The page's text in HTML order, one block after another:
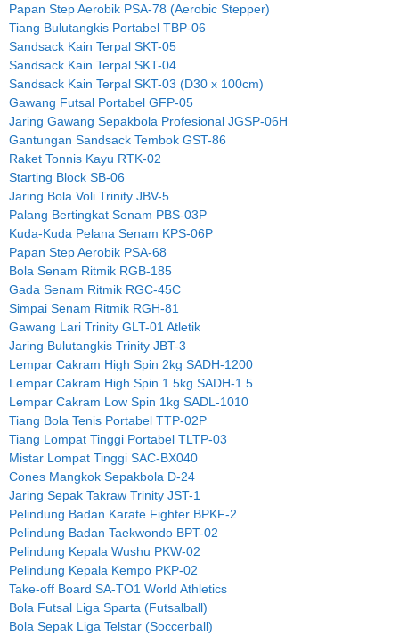
Papan Step Aerobik PSA-78 (Aerobic Stepper)
Tiang Bulutangkis Portabel TBP-06
Sandsack Kain Terpal SKT-05
Sandsack Kain Terpal SKT-04
Sandsack Kain Terpal SKT-03 (D30 x 100cm)
Gawang Futsal Portabel GFP-05
Jaring Gawang Sepakbola Profesional JGSP-06H
Gantungan Sandsack Tembok GST-86
Raket Tonnis Kayu RTK-02
Starting Block SB-06
Jaring Bola Voli Trinity JBV-5
Palang Bertingkat Senam PBS-03P
Kuda-Kuda Pelana Senam KPS-06P
Papan Step Aerobik PSA-68
Bola Senam Ritmik RGB-185
Gada Senam Ritmik RGC-45C
Simpai Senam Ritmik RGH-81
Gawang Lari Trinity GLT-01 Atletik
Jaring Bulutangkis Trinity JBT-3
Lempar Cakram High Spin 2kg SADH-1200
Lempar Cakram High Spin 1.5kg SADH-1.5
Lempar Cakram Low Spin 1kg SADL-1010
Tiang Bola Tenis Portabel TTP-02P
Tiang Lompat Tinggi Portabel TLTP-03
Mistar Lompat Tinggi SAC-BX040
Cones Mangkok Sepakbola D-24
Jaring Sepak Takraw Trinity JST-1
Pelindung Badan Karate Fighter BPKF-2
Pelindung Badan Taekwondo BPT-02
Pelindung Kepala Wushu PKW-02
Pelindung Kepala Kempo PKP-02
Take-off Board SA-TO1 World Athletics
Bola Futsal Liga Sparta (Futsalball)
Bola Sepak Liga Telstar (Soccerball)